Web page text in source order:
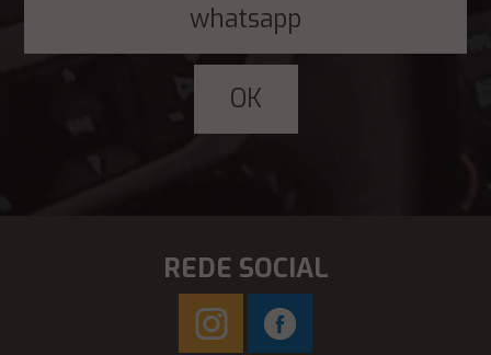
REDE SOCIAL